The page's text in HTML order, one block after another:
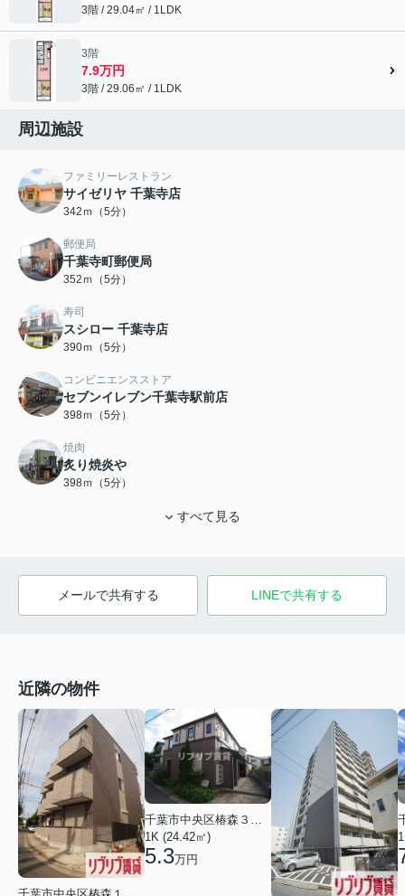
3階 / 29.04㎡ / 1LDK
3階
7.9万円
3階 / 29.06㎡ / 1LDK
周辺施設
ファミリーレストラン
サイゼリヤ 千葉寺店
342ｍ（5分）
郵便局
千葉寺町郵便局
352ｍ（5分）
寿司
スシロー 千葉寺店
390ｍ（5分）
コンビニエンスストア
セブンイレブン千葉寺駅前店
398ｍ（5分）
焼肉
炙り焼炎や
398ｍ（5分）
すべて見る
メールで共有する LINEで共有する
近隣の物件
千葉市中央区椿森３丁目
1K (24.42㎡)
5.3万円